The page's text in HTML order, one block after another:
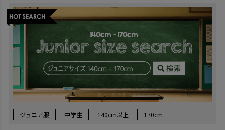
ジュニア服 中学生 140cm以上 170cm